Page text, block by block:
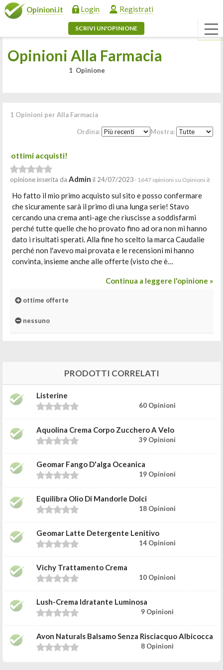
Opinioni.it Login Registrati
SCRIVI UN'OPINIONE
Opinioni Alla Farmacia
1 Opinione
1 Opinioni per Alla Farmacia
Ordina: Mostra:
ottimi acquisti!
opinione inserita da Admin il 24/07/2023 · 1647 opinioni su Opinioni.it
Ho fatto il mio primo acquisto sul sito e posso confermare
che sicuramente sarà il primo di una lunga serie! Stavo
cercando una crema anti-age che riuscisse a soddisfarmi
perché tutte quelle che ho provato fino ad ora non mi hanno
dato i risultati sperati. Alla fine ho scelto la marca Caudalie
perché non l'avevo mai provata e le recensioni mi hanno
convinta, insieme anche alle offerte (visto che è…
Continua a leggere l'opinione »
ottime offerte
nessuno
PRODOTTI CORRELATI
Listerine
60 Opinioni
Aquolina Crema Corpo Zucchero A Velo
39 Opinioni
Geomar Fango D'alga Oceanica
19 Opinioni
Equilibra Olio Di Mandorle Dolci
18 Opinioni
Geomar Latte Detergente Lenitivo
14 Opinioni
Vichy Trattamento Crema
10 Opinioni
Lush-Crema Idratante Luminosa
9 Opinioni
Avon Naturals Balsamo Senza Risciacquo Albicocca
8 Opinioni